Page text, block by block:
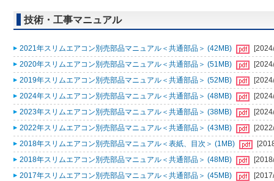
技術・工事マニュアル
2021年スリムエアコン別売部品マニュアル＜共通部品＞ (42MB)
2020年スリムエアコン別売部品マニュアル＜共通部品＞ (51MB)
2019年スリムエアコン別売部品マニュアル＜共通部品＞ (52MB)
2024年スリムエアコン別売部品マニュアル＜共通部品＞ (48MB)
2023年スリムエアコン別売部品マニュアル＜共通部品＞ (38MB)
2022年スリムエアコン別売部品マニュアル＜共通部品＞ (43MB)
2018年スリムエアコン別売部品マニュアル＜表紙、目次＞ (1MB)
2018年スリムエアコン別売部品マニュアル＜共通部品＞ (48MB)
2017年スリムエアコン別売部品マニュアル＜共通部品＞ (45MB)